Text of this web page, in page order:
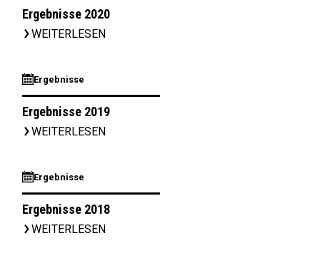
Ergebnisse 2020
▹ WEITERLESEN
⊞Ergebnisse
Ergebnisse 2019
▹ WEITERLESEN
⊞Ergebnisse
Ergebnisse 2018
▹ WEITERLESEN